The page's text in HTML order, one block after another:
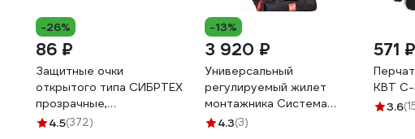
-26%
86 ₽
Защитные очки
открытого типа СИБРТЕХ
прозрачные,
ударопрочный
4.5(372)
-13%
3 920 ₽
Универсальный
регулируемый жилет
монтажника Система
LO43175 КМ-
4.3(3)
571 ₽
КВТ С-
3.6